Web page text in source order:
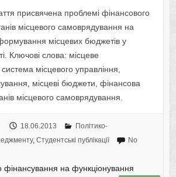
присвячена проблемі фінансового
місцевого самоврядування на
місцевих бюджетів у
Ключові слова: місцеве
місцевого управління,
місцеві бюджети, фінансова
місцевого самоврядування.
18.06.2013
Політико-
, Студентські публікації
No
на функціонування